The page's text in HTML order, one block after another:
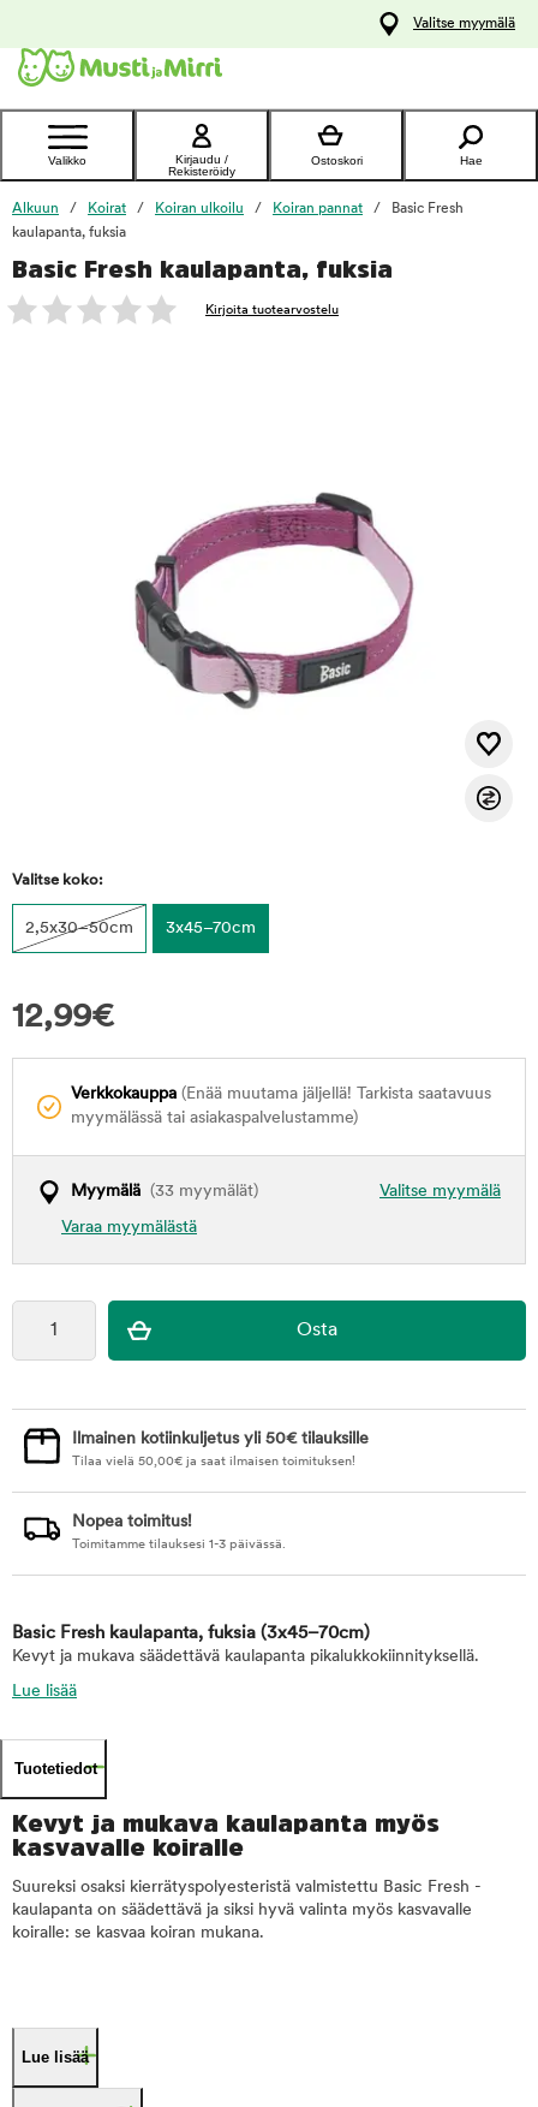
Ota yhteyttä
asiakaspalveluun
Valitse myymälä
Valikko
Kirjaudu /
Rekisteröidy
Ostoskori Hae
Alkuun Koirat Koiran ulkoilu Koiran pannat
Basic Fresh
kaulapanta, fuksia
Basic Fresh kaulapanta, fuksia
Kirjoita tuotearvostelu
Valitse koko:
2,5x30–50cm 3x45–70cm
12,99€
Verkkokauppa (Enää muutama jäljellä! Tarkista saatavuus
myymälässä tai asiakaspalvelustamme)
Valitse myymälä
Myymälä (33 myymälät)
Varaa myymälästä
foo
Ilmainen kotiinkuljetus yli 50€ tilauksille
Tilaa vielä 50,00€ ja saat ilmaisen toimituksen!
Nopea toimitus!
Toimitamme tilauksesi 1-3 päivässä.
Basic Fresh kaulapanta, fuksia (3x45–70cm)
Kevyt ja mukava säädettävä kaulapanta pikalukkokiinnityksellä.
Lue lisää
Tuotetiedot
Kevyt ja mukava kaulapanta myös
kasvavalle koiralle
Suureksi osaksi kierrätyspolyesteristä valmistettu Basic Fresh -
kaulapanta on säädettävä ja siksi hyvä valinta myös kasvavalle
koiralle: se kasvaa koiran mukana.
Lue lisää